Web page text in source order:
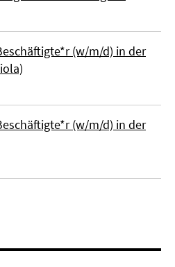
(w/m/d) in der
(w/m/d) in der